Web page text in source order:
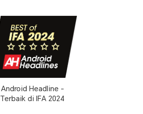
Android Headline -
Terbaik di IFA 2024